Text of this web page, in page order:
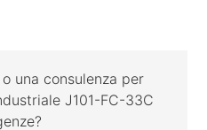
una consulenza per
J101-FC-33C